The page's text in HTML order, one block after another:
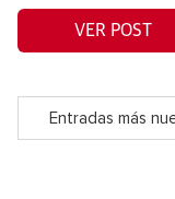
VER POST
Entradas más